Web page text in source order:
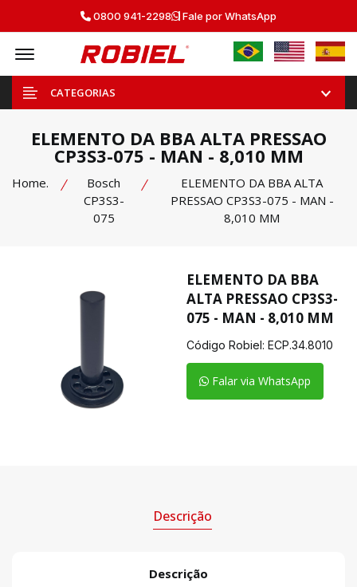
0800 941-2298 Fale por WhatsApp
Offcanvas Menu Open
CATEGORIAS
ELEMENTO DA BBA ALTA PRESSAO
CP3S3-075 - MAN - 8,010 MM
Home.
Bosch
CP3S3-
075
ELEMENTO DA BBA ALTA
PRESSAO CP3S3-075 - MAN -
8,010 MM
ELEMENTO DA BBA
ALTA PRESSAO CP3S3-
075 - MAN - 8,010 MM
Código Robiel: ECP.34.8010
Falar via WhatsApp
Descrição
Descrição